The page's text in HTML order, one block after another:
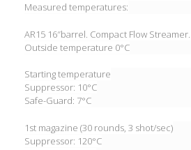
Measured temperatures:
AR15 16″barrel. Compact Flow
Outside temperature 0°C
Starting temperature
Suppressor: 10°C
Safe-Guard: 7°C
1st magazine (30 rounds, 3 shot/sec)
Suppressor: 120°C